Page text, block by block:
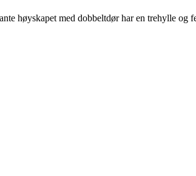
høyskapet med dobbeltdør har en trehylle